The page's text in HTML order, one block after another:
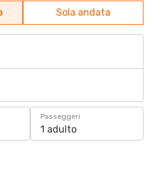
Sola andata
Passeggeri
1 adulto